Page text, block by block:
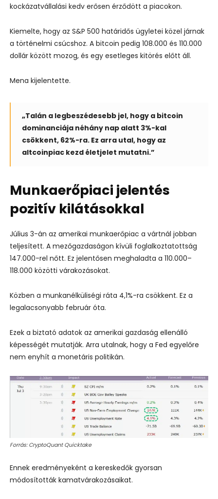
kockázatvállalási kedv erősen érződött a piacokon.
Kiemelte, hogy az S&P 500 határidős ügyletei közel járnak
a történelmi csúcshoz. A bitcoin pedig 108.000 és 110.000
dollár között mozog, és egy esetleges kitörés előtt áll.
Mena kijelentette.
„Talán a legbeszédesebb jel, hogy a bitcoin
dominanciája néhány nap alatt 3%-kal
csökkent, 62%-ra. Ez arra utal, hogy az
altcoinpiac kezd életjelet mutatni.”
Munkaerőpiaci jelentés
pozitív kilátásokkal
Július 3-án az amerikai munkaerőpiac a vártnál jobban
teljesített. A mezőgazdaságon kívüli foglalkoztatottság
147.000-rel nőtt. Ez jelentősen meghaladta a 110.000–
118.000 közötti várakozásokat.
Közben a munkanélküliségi ráta 4,1%-ra csökkent. Ez a
legalacsonyabb február óta.
Ezek a biztató adatok az amerikai gazdaság ellenálló
képességét mutatják. Arra utalnak, hogy a Fed egyelőre
nem enyhít a monetáris politikán.
Forrás: CryptoQuant Quicktake
Ennek eredményeként a kereskedők gyorsan
módosították kamatvárakozásaikat.